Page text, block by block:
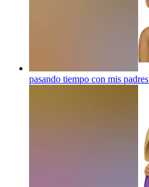
pasando tiempo con mis padres